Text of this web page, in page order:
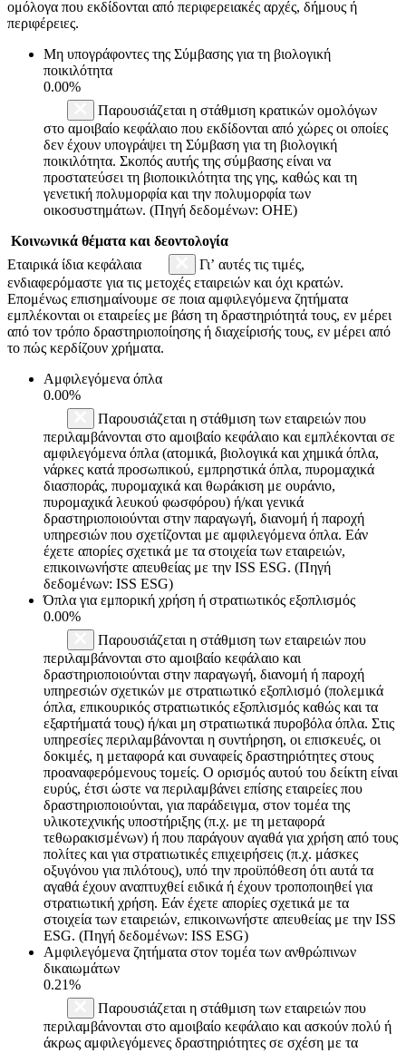
ομόλογα που εκδίδονται από περιφερειακές αρχές, δήμους ή
περιφέρειες.
Μη υπογράφοντες της Σύμβασης για τη βιολογική
ποικιλότητα
0.00%
Παρουσιάζεται η στάθμιση κρατικών ομολόγων
στο αμοιβαίο κεφάλαιο που εκδίδονται από χώρες οι οποίες
δεν έχουν υπογράψει τη Σύμβαση για τη βιολογική
ποικιλότητα. Σκοπός αυτής της σύμβασης είναι να
προστατεύσει τη βιοποικιλότητα της γης, καθώς και τη
γενετική πολυμορφία και την πολυμορφία των
οικοσυστημάτων. (Πηγή δεδομένων: ΟΗΕ)
Κοινωνικά θέματα και δεοντολογία
Εταιρικά ίδια κεφάλαια
Γι’ αυτές τις τιμές,
ενδιαφερόμαστε για τις μετοχές εταιρειών και όχι κρατών.
Επομένως επισημαίνουμε σε ποια αμφιλεγόμενα ζητήματα
εμπλέκονται οι εταιρείες με βάση τη δραστηριότητά τους, εν μέρει
από τον τρόπο δραστηριοποίησης ή διαχείρισής τους, εν μέρει από
το πώς κερδίζουν χρήματα.
Αμφιλεγόμενα όπλα
0.00%
Παρουσιάζεται η στάθμιση των εταιρειών που
περιλαμβάνονται στο αμοιβαίο κεφάλαιο και εμπλέκονται σε
αμφιλεγόμενα όπλα (ατομικά, βιολογικά και χημικά όπλα,
νάρκες κατά προσωπικού, εμπρηστικά όπλα, πυρομαχικά
διασποράς, πυρομαχικά και θωράκιση με ουράνιο,
πυρομαχικά λευκού φωσφόρου) ή/και γενικά
δραστηριοποιούνται στην παραγωγή, διανομή ή παροχή
υπηρεσιών που σχετίζονται με αμφιλεγόμενα όπλα. Εάν
έχετε απορίες σχετικά με τα στοιχεία των εταιρειών,
επικοινωνήστε απευθείας με την ISS ESG. (Πηγή
δεδομένων: ISS ESG)
Όπλα για εμπορική χρήση ή στρατιωτικός εξοπλισμός
0.00%
Παρουσιάζεται η στάθμιση των εταιρειών που
περιλαμβάνονται στο αμοιβαίο κεφάλαιο και
δραστηριοποιούνται στην παραγωγή, διανομή ή παροχή
υπηρεσιών σχετικών με στρατιωτικό εξοπλισμό (πολεμικά
όπλα, επικουρικός στρατιωτικός εξοπλισμός καθώς και τα
εξαρτήματά τους) ή/και μη στρατιωτικά πυροβόλα όπλα. Στις
υπηρεσίες περιλαμβάνονται η συντήρηση, οι επισκευές, οι
δοκιμές, η μεταφορά και συναφείς δραστηριότητες στους
προαναφερόμενους τομείς. Ο ορισμός αυτού του δείκτη είναι
ευρύς, έτσι ώστε να περιλαμβάνει επίσης εταιρείες που
δραστηριοποιούνται, για παράδειγμα, στον τομέα της
υλικοτεχνικής υποστήριξης (π.χ. με τη μεταφορά
τεθωρακισμένων) ή που παράγουν αγαθά για χρήση από τους
πολίτες και για στρατιωτικές επιχειρήσεις (π.χ. μάσκες
οξυγόνου για πιλότους), υπό την προϋπόθεση ότι αυτά τα
αγαθά έχουν αναπτυχθεί ειδικά ή έχουν τροποποιηθεί για
στρατιωτική χρήση. Εάν έχετε απορίες σχετικά με τα
στοιχεία των εταιρειών, επικοινωνήστε απευθείας με την ISS
ESG. (Πηγή δεδομένων: ISS ESG)
Αμφιλεγόμενα ζητήματα στον τομέα των ανθρώπινων
δικαιωμάτων
0.21%
Παρουσιάζεται η στάθμιση των εταιρειών που
περιλαμβάνονται στο αμοιβαίο κεφάλαιο και ασκούν πολύ ή
άκρως αμφιλεγόμενες δραστηριότητες σε σχέση με τα